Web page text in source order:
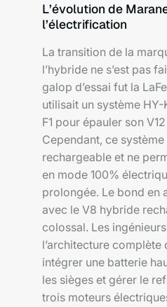
L’évolution de
l’électrification
La transition de la
l’hybride ne s’est pas
galop d’essai fut la
utilisait un système HY-
F1 pour épauler son
Cependant, ce système
rechargeable et ne
en mode 100%
prolongée. Le bond en
avec le V8 hybride
colossal. Les
l’architecture complète
intégrer une batterie
les sièges et gérer le
trois moteurs